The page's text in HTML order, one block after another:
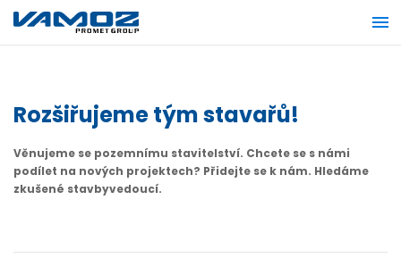
Rozšiřujeme tým stavařů!
Věnujeme se pozemnímu stavitelství. Chcete se s námi
podílet na nových projektech? Přidejte se k nám. Hledáme
zkušené stavbyvedoucí.